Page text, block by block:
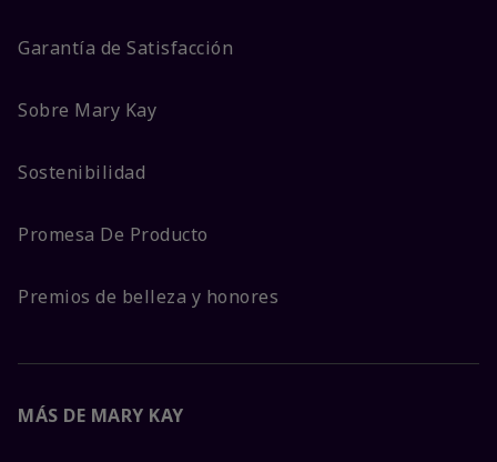
Garantía de Satisfacción
Sobre Mary Kay
Sostenibilidad
Promesa De Producto
Premios de belleza y honores
MÁS DE MARY KAY